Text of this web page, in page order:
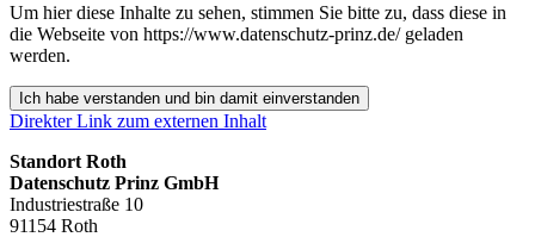
Um hier diese Inhalte zu sehen, stimmen Sie bitte zu, dass diese in
die Webseite von https://www.datenschutz-prinz.de/ geladen
werden.
Ich habe verstanden und bin damit einverstanden
Direkter Link zum externen Inhalt
Standort Roth
Datenschutz Prinz GmbH
Industriestraße 10
91154 Roth